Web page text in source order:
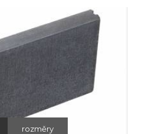
rozměry